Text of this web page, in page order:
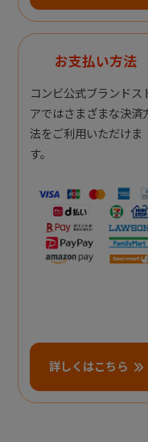
お支払い方法
コンビ公式ブランドス
アではさまざまな決済
法をご利用いただけま
す。
詳しくはこちら